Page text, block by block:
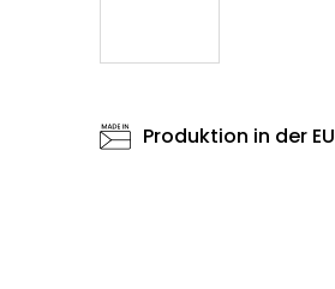
Produktion in der EU